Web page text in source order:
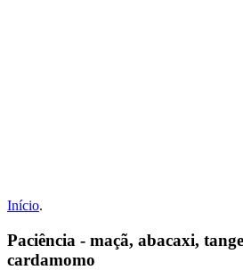
Início.
Paciência - maçã, abacaxi,
cardamomo